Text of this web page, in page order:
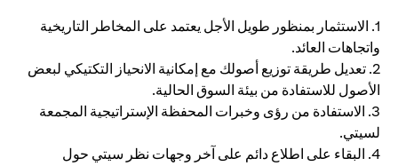
1. الاستثمار بمنظور طويل الأجل يعتمد على المخاطر التاريخية
واتجاهات العائد.
2. تعديل طريقة توزيع أصولك مع إمكانية الانحياز التكتيكي لبعض
الأصول للاستفادة من بيئة السوق الحالية.
3. الاستفادة من رؤى وخبرات المحفظة الإستراتيجية المجمعة
لسيتي.
4. البقاء على اطلاع دائم على آخر وجهات نظر سيتي حول